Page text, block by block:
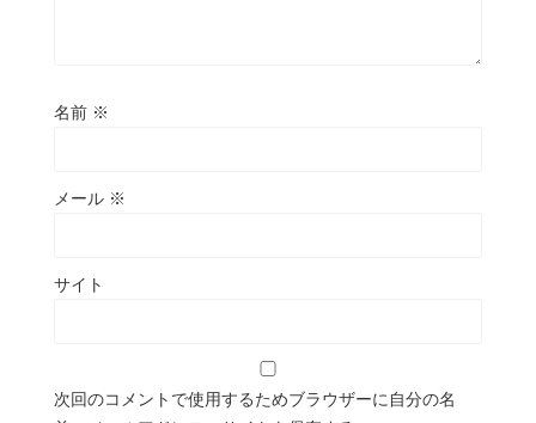
名前 ※
メール ※
サイト
次回のコメントで使用するためブラウザーに自分の名